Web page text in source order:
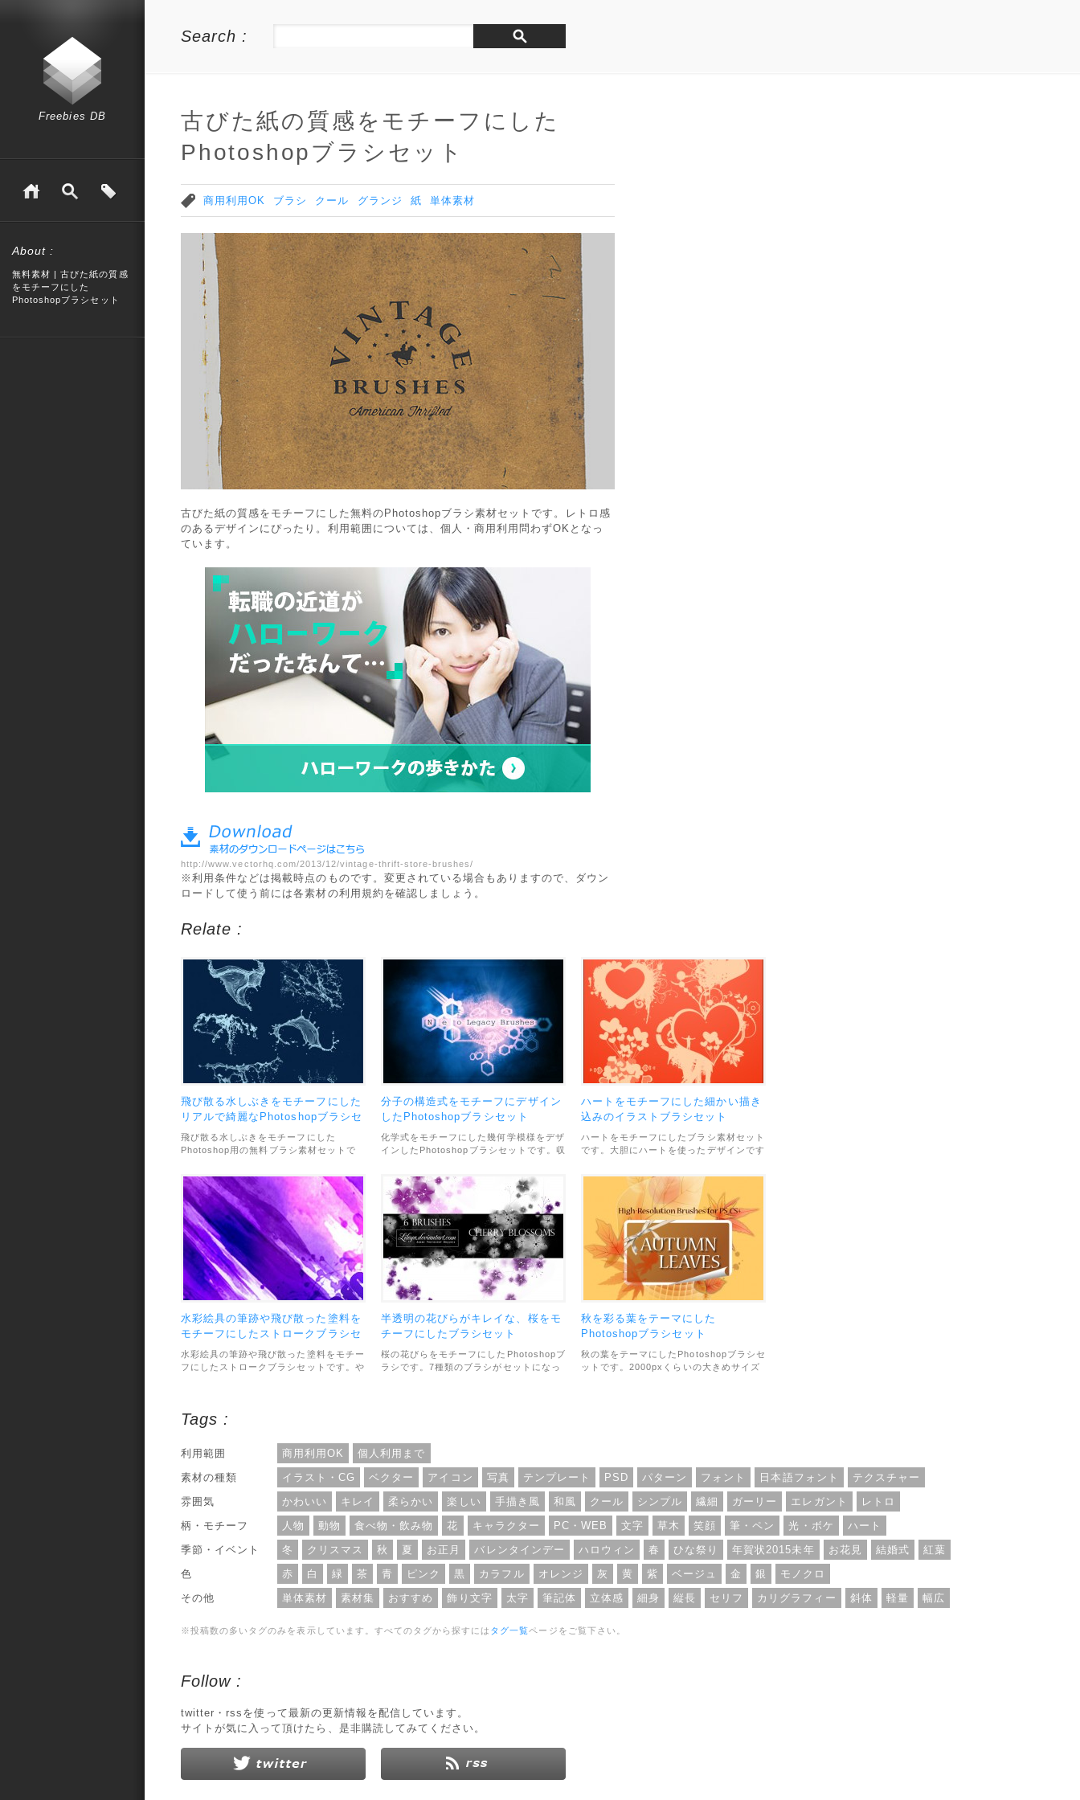
Freebies DB
About :
無料素材 | 古びた紙の質感
をモチーフにした
Photoshopブラシセット
Search :
古びた紙の質感をモチーフにした
Photoshopブラシセット
商用利用OK ブラシ クール グランジ 紙 単体素材
古びた紙の質感をモチーフにした無料のPhotoshopブラシ素材セットです。レトロ感
のあるデザインにぴったり。利用範囲については、個人・商用利用問わずOKとなっ
ています。
http://www.vectorhq.com/2013/12/vintage-thrift-store-brushes/
※利用条件などは掲載時点のものです。変更されている場合もありますので、ダウン
ロードして使う前には各素材の利用規約を確認しましょう。
Relate :
飛び散る水しぶきをモチーフにした
リアルで綺麗なPhotoshopブラシセ
ット
飛び散る水しぶきをモチーフにした
Photoshop用の無料ブラシ素材セットで
たり。合計11種類のブラシが収録されて
います。素材のファイル形式は.abrで、利
用範囲については、個人利用までとなって
います。
分子の構造式をモチーフにデザイン
したPhotoshopブラシセット
化学式をモチーフにした幾何学模様をデザ
インしたPhotoshopブラシセットです。収
で、組み合わせて色々なデザインが作れそ
うです。利用範囲については、個人・商用
利用問わずOKとなっています。28種類
ハートをモチーフにした細かい描き
込みのイラストブラシセット
ハートをモチーフにしたブラシ素材セット
です。大胆にハートを使ったデザインです
く描き込まれています。デザインにインパ
クトが欲しいときや、バレンタインデーの
ときなどにどうぞ。利用については、個人
でも商用でもOKとなっています。
水彩絵具の筆跡や飛び散った塗料を
モチーフにしたストロークブラシセ
ット
水彩絵具の筆跡や飛び散った塗料をモチー
フにしたストロークブラシセットです。や
なっています。
半透明の花びらがキレイな、桜をモ
チーフにしたブラシセット
桜の花びらをモチーフにしたPhotoshopブ
ラシです。7種類のブラシがセットになっ
秋を彩る葉をテーマにした
Photoshopブラシセット
秋の葉をテーマにしたPhotoshopブラシセ
ットです。2000pxくらいの大きめサイズ
Tags :
利用範囲 商用利用OK
個人利用まで
素材の種類
イラスト・CG ベクター アイコン 写真 テンプレート PSD パターン フォント 日本語フォント
テクスチャー
雰囲気
かわいい キレイ 柔らかい 楽しい 手描き風 和風 クール シンプル 繊細 ガーリー エレガント
レトロ
柄・モチーフ
人物 動物 食べ物・飲み物 花 キャラクター PC・WEB 文字 草木 笑顔 筆・ペン 光・ボケ
ハート
季節・イベント
冬 クリスマス 秋 夏 お正月 バレンタインデー ハロウィン 春 ひな祭り 年賀状2015未年 お花見 結婚式
紅葉
色
赤 白 緑 茶 青 ピンク 黒 カラフル オレンジ 灰 黄 紫 ベージュ 金 銀
モノクロ
その他
単体素材 素材集 おすすめ 飾り文字 太字 筆記体 立体感 細身 縦長 セリフ カリグラフィー 斜体 軽量 幅広
※投稿数の多いタグのみを表示しています。すべてのタグから探すには タグ一覧ページをご覧下さい。
Follow :
twitter・rssを使って最新の更新情報を配信しています。
サイトが気に入って頂けたら、是非購読してみてください。